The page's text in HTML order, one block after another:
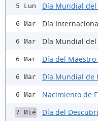
5 Lun Día Mundial
6 Mar Día
6 Mar Día Mundial
6 Mar Día del Maestro
6 Mar Día Mundial de
6 Mar Nacimiento de
7 Mié Día del